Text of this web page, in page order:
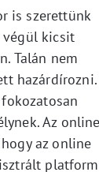
is szerettünk
végül kicsit
Talán nem
hazárdírozni.
Az online
az online
platform